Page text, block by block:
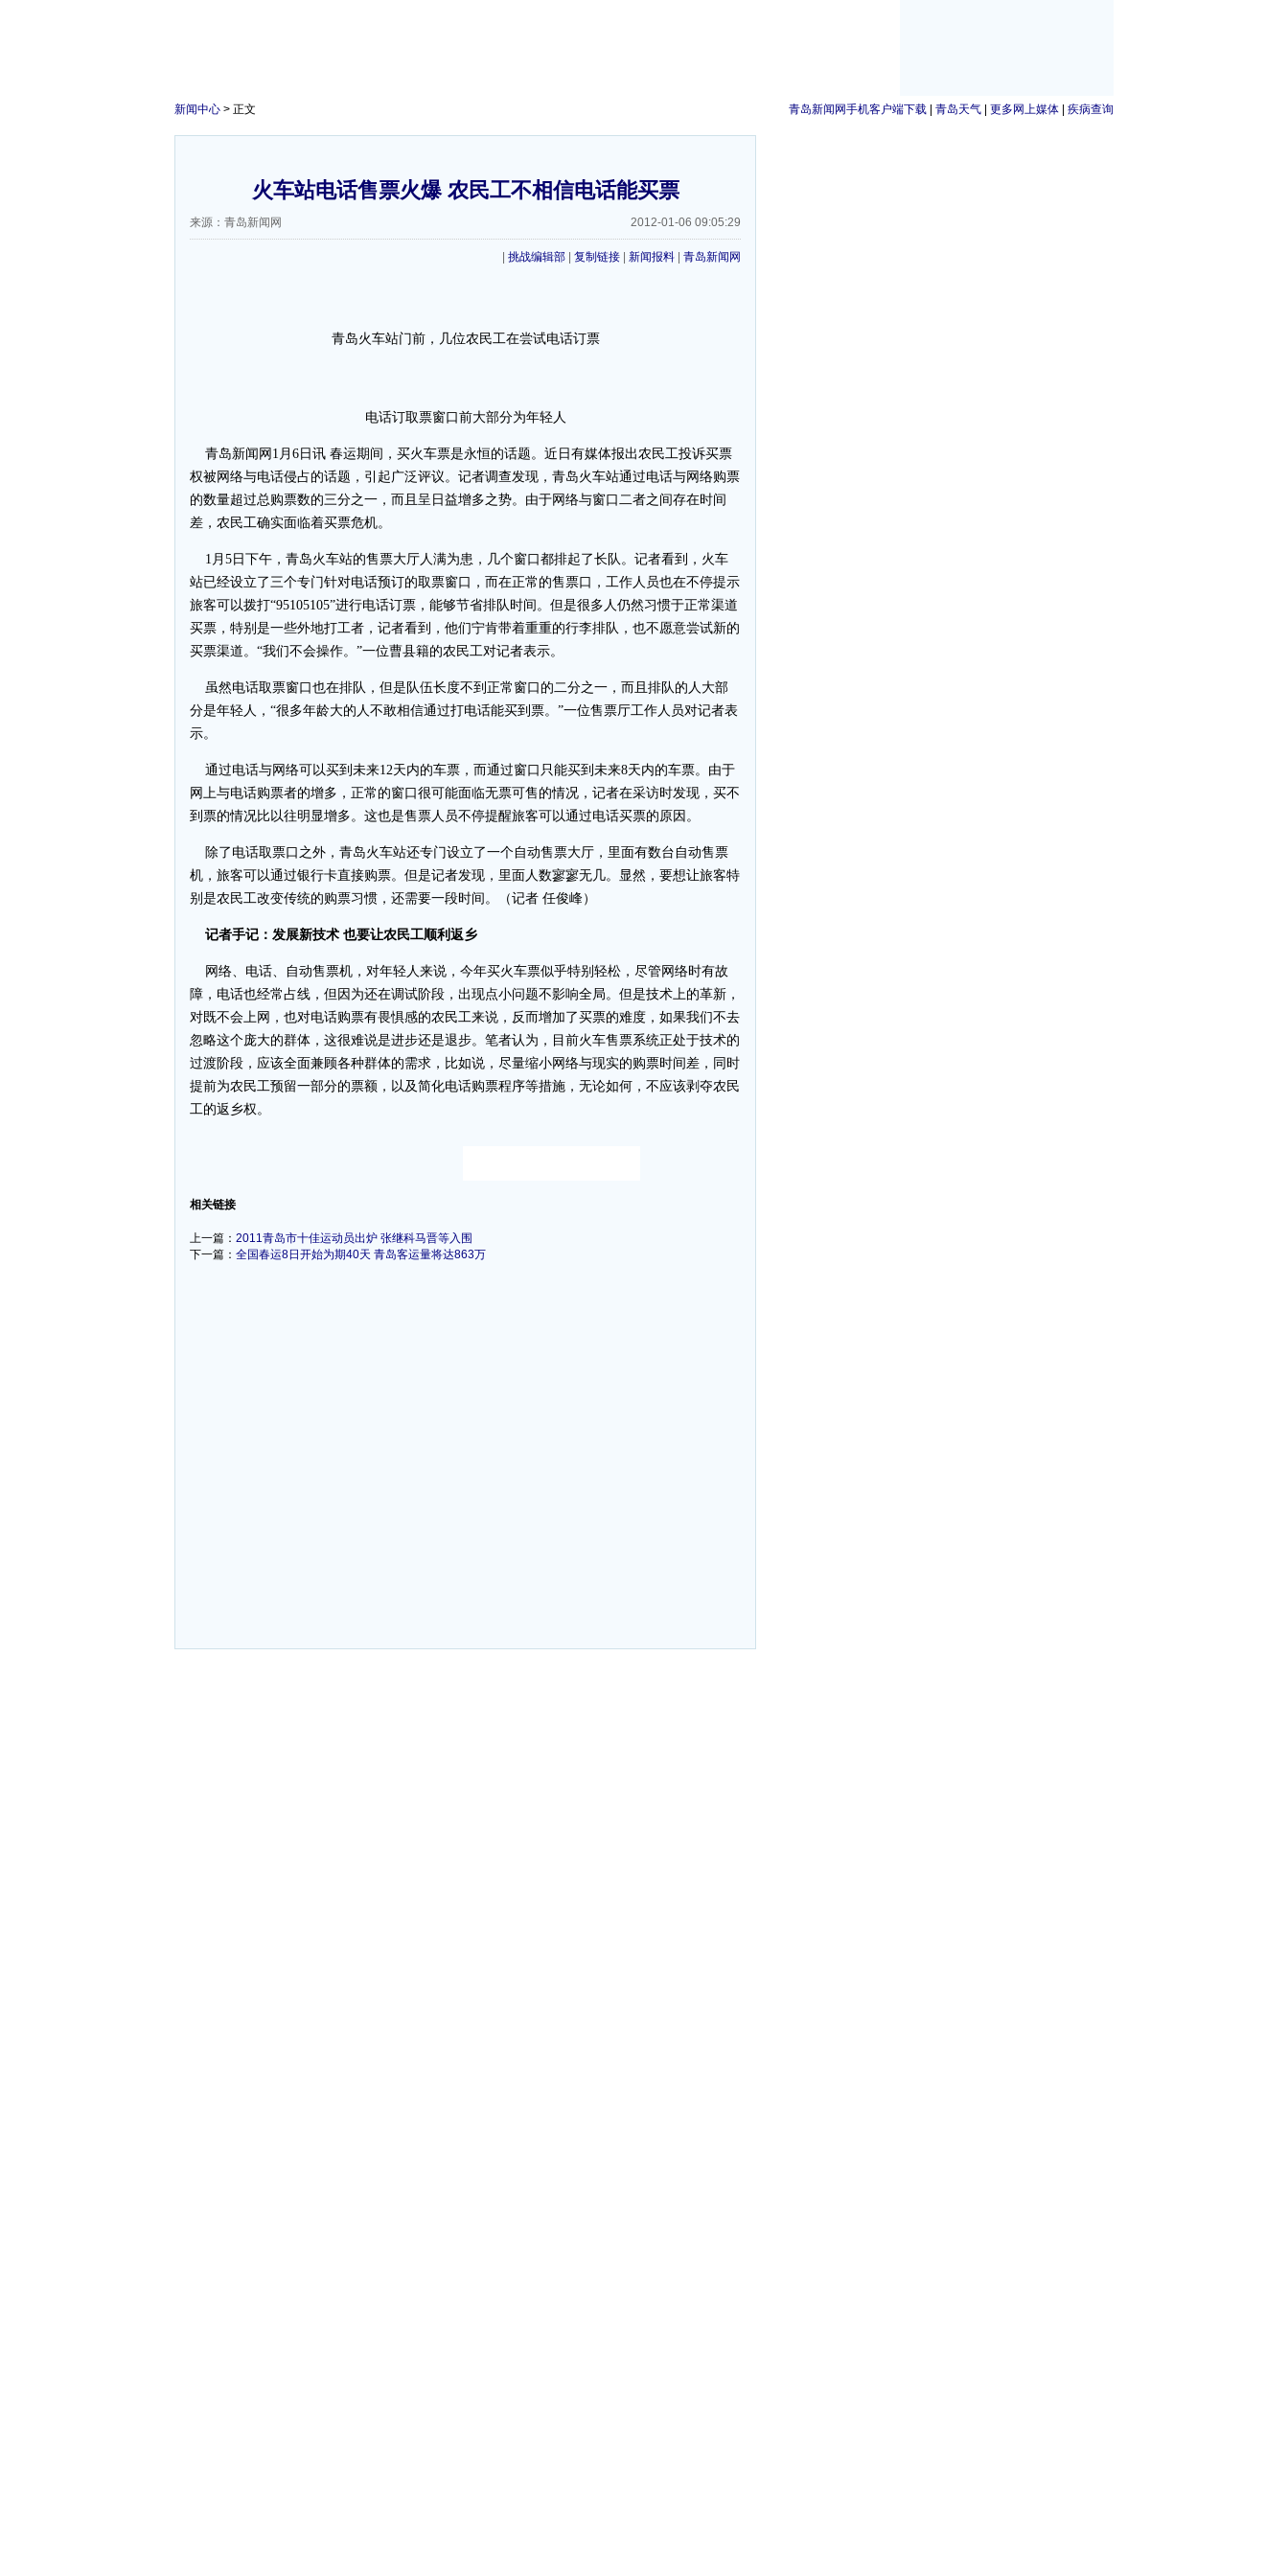
青岛新闻网手机客户端下载 青岛天气 更多网上媒体 疾病查询
新闻中心 > 正文
火车站电话售票火爆 农民工不相信电话能买票
来源：青岛新闻网 2012-01-06 09:05:29
挑战编辑部 复制链接 新闻报料 青岛新闻网
青岛火车站门前，几位农民工在尝试电话订票
电话订取票窗口前大部分为年轻人
青岛新闻网1月6日讯 春运期间，买火车票是永恒的话题。近日有媒体报出农民工投诉买票
权被网络与电话侵占的话题，引起广泛评议。记者调查发现，青岛火车站通过电话与网络购票
的数量超过总购票数的三分之一，而且呈日益增多之势。由于网络与窗口二者之间存在时间
差，农民工确实面临着买票危机。
1月5日下午，青岛火车站的售票大厅人满为患，几个窗口都排起了长队。记者看到，火车
站已经设立了三个专门针对电话预订的取票窗口，而在正常的售票口，工作人员也在不停提示
旅客可以拨打“95105105”进行电话订票，能够节省排队时间。但是很多人仍然习惯于正常渠道
买票，特别是一些外地打工者，记者看到，他们宁肯带着重重的行李排队，也不愿意尝试新的
买票渠道。“我们不会操作。”一位曹县籍的农民工对记者表示。
虽然电话取票窗口也在排队，但是队伍长度不到正常窗口的二分之一，而且排队的人大部
分是年轻人，“很多年龄大的人不敢相信通过打电话能买到票。”一位售票厅工作人员对记者表
示。
通过电话与网络可以买到未来12天内的车票，而通过窗口只能买到未来8天内的车票。由于
网上与电话购票者的增多，正常的窗口很可能面临无票可售的情况，记者在采访时发现，买不
到票的情况比以往明显增多。这也是售票人员不停提醒旅客可以通过电话买票的原因。
除了电话取票口之外，青岛火车站还专门设立了一个自动售票大厅，里面有数台自动售票
机，旅客可以通过银行卡直接购票。但是记者发现，里面人数寥寥无几。显然，要想让旅客特
别是农民工改变传统的购票习惯，还需要一段时间。（记者 任俊峰）
记者手记：发展新技术 也要让农民工顺利返乡
网络、电话、自动售票机，对年轻人来说，今年买火车票似乎特别轻松，尽管网络时有故
障，电话也经常占线，但因为还在调试阶段，出现点小问题不影响全局。但是技术上的革新，
对既不会上网，也对电话购票有畏惧感的农民工来说，反而增加了买票的难度，如果我们不去
忽略这个庞大的群体，这很难说是进步还是退步。笔者认为，目前火车售票系统正处于技术的
过渡阶段，应该全面兼顾各种群体的需求，比如说，尽量缩小网络与现实的购票时间差，同时
提前为农民工预留一部分的票额，以及简化电话购票程序等措施，无论如何，不应该剥夺农民
工的返乡权。
相关链接
上一篇： 2011青岛市十佳运动员出炉 张继科马晋等入围
下一篇： 全国春运8日开始为期40天 青岛客运量将达863万